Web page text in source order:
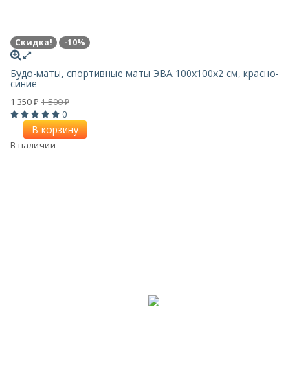
Скидка! -10%
Будо-маты, спортивные маты ЭВА 100х100x2 см, красно-
синие
1 350 ₽ 1 500₽
0
В корзину
В наличии